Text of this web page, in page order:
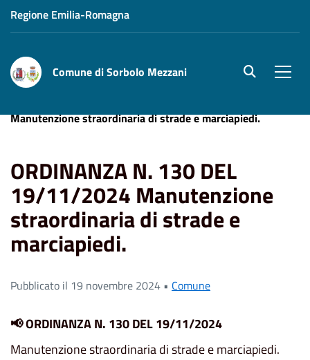
Regione Emilia-Romagna
Comune di Sorbolo Mezzani site.searc
Manutenzione straordinaria di strade e marciapiedi.
ORDINANZA N. 130 DEL
19/11/2024 Manutenzione
straordinaria di strade e
marciapiedi.
Pubblicato il 19 novembre 2024 • Comune
📢ORDINANZA N. 130 DEL 19/11/2024
Manutenzione straordinaria di strade e marciapiedi.